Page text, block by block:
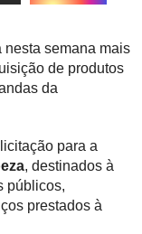
semana mais
de produtos
da
para a
, destinados à
públicos,
prestados à